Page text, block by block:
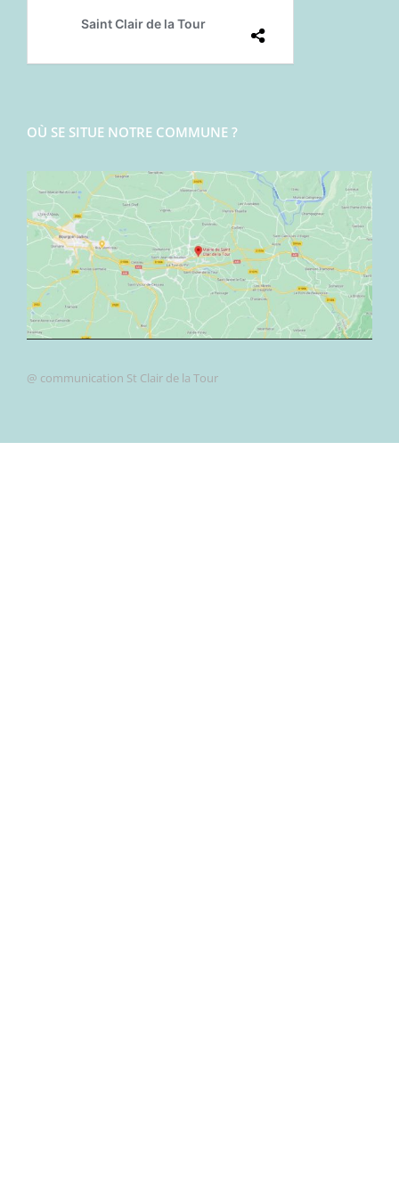
OÙ SE SITUE NOTRE COMMUNE ?
@ communication St Clair de la Tour